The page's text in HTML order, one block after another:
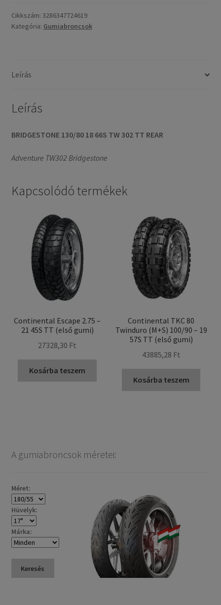
Cikkszám: 3286347724619
Kategória: Gumiabroncsok
Leírás
Leírás
BRIDGESTONE 130/80 18 66S TW 302 TT REAR
Adventure TW302 Bridgestone
Kapcsolódó termékek
Continental Escape 2.75 –
21 45S TT (első gumi)
27328,30 Ft
Kosárba teszem
Continental TKC 80
Twinduro (M+S) 100/90 – 19
57S TT (első gumi)
43885,28 Ft
Kosárba teszem
A gumiabroncsok méretei:
Méret:
Hüvelyk:
Márka:
Keresés